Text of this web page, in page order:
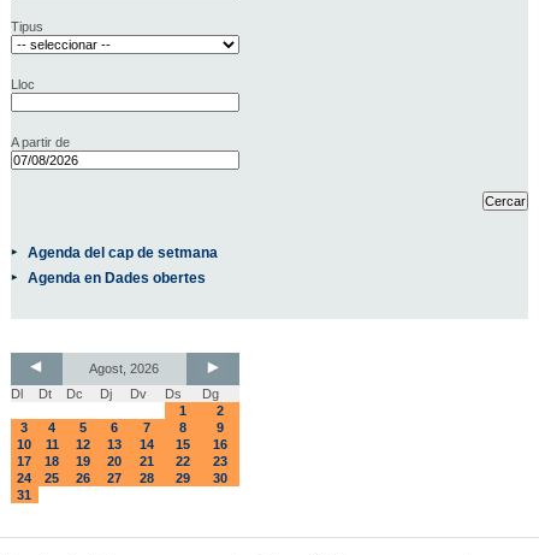
Tipus
Lloc
A partir de
Agenda del cap de setmana
Agenda en Dades obertes
Agost, 2026
Dl
Dt Dc Dj Dv Ds
Dg
1
2
3
4 5 6 7 8
9
10
11 12 13 14 15
16
17
18 19 20 21 22
23
24
25 26 27 28 29
30
31